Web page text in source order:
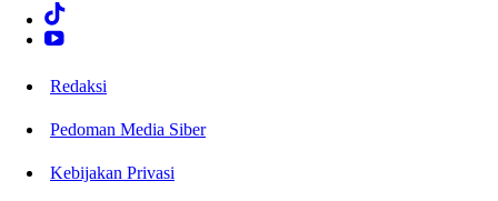
Redaksi
Pedoman Media Siber
Kebijakan Privasi